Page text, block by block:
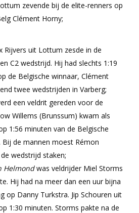
zevende bij de elite-renners op
Clément Horny;
Rijvers uit Lottum zesde in de
C2 wedstrijd. Hij had slechts 1:19
de Belgische winnaar, Clément
twee wedstrijden in Varberg;
een veldrit gereden voor de
Willems (Brunssum) kwam als
1:56 minuten van de Belgische
de mannen moest Rémon
wedstrijd staken;
Helmondwas veldrijder Miel Storms
Hij had na meer dan een uur bijna
op Danny Turkstra. Jip Schouren uit
1:30 minuten. Storms pakte na de